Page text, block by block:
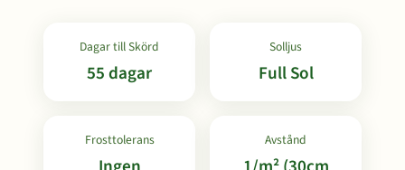
Dagar till Skörd
55 dagar
Solljus
Full Sol
Frosttolerans Avstånd